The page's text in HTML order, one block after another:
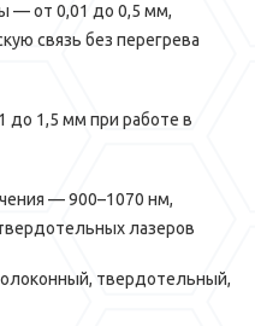
— от 0,01 до 0,5 мм,
связь без перегрева
до 1,5 мм при работе в
— 900–1070 нм,
лазеров
твердотельный,